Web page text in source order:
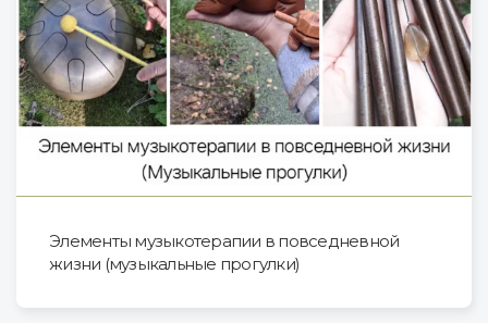
Элементы музыкотерапии в повседневной
жизни (музыкальные прогулки)